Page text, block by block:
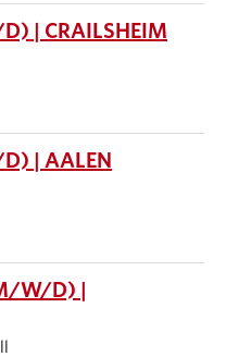
| CRAILSHEIM
| AALEN
W/D) |